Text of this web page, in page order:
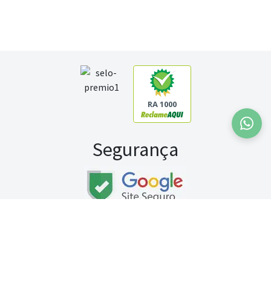
RA 1000
Segurança